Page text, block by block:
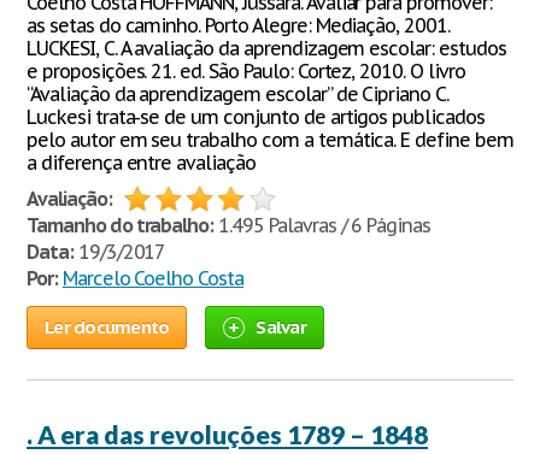
as setas do caminho. Porto Alegre: Mediação, 2001.
LUCKESI, C. A avaliação da aprendizagem escolar: estudos
e proposições. 21. ed. São Paulo: Cortez, 2010. O livro
“Avaliação da aprendizagem escolar” de Cipriano C.
Luckesi trata-se de um conjunto de artigos publicados
pelo autor em seu trabalho com a temática. E define bem
a diferença entre avaliação
Avaliação:
Tamanho do trabalho:1.495 Palavras / 6 Páginas
Data:19/3/2017
Por: Marcelo Coelho Costa
Ler documento Salvar
. A era das revoluções 1789 – 1848